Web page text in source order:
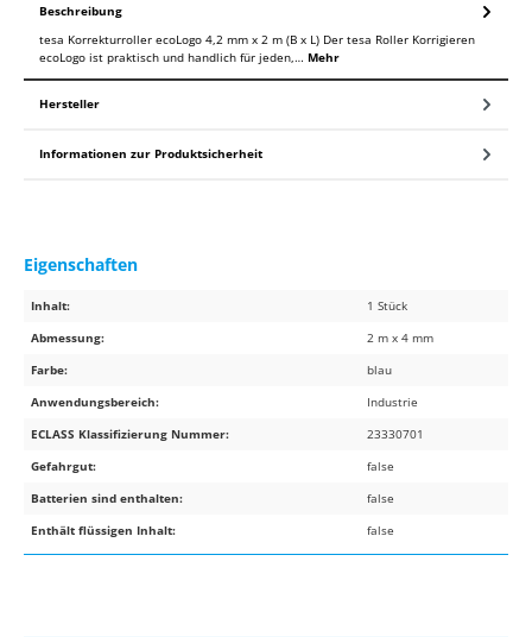
Beschreibung
tesa Korrekturroller ecoLogo 4,2 mm x 2 m (B x L) Der tesa Roller Korrigieren
ecoLogo ist praktisch und handlich für jeden,… Mehr
Hersteller
Informationen zur Produktsicherheit
Eigenschaften
Inhalt:
1 Stück
Abmessung:
2 m x 4 mm
Farbe:
blau
Anwendungsbereich:
Industrie
ECLASS Klassifizierung Nummer:
23330701
Gefahrgut:
false
Batterien sind enthalten:
false
Enthält flüssigen Inhalt:
false